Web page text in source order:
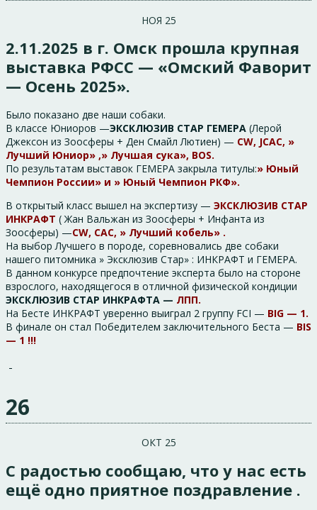
НОЯ 25
2.11.2025 в г. Омск прошла крупная
выставка РФСС — «Омский Фаворит
— Осень 2025».
Было показано две наши собаки.
В классе Юниоров —ЭКСКЛЮЗИВ СТАР ГЕМЕРА (Лерой
Джексон из Зоосферы + Ден Смайл Лютиен) — CW, JCAC, »
Лучший Юниор» ,» Лучшая сука», BOS.
По результатам выставок ГЕМЕРА закрыла титулы:» Юный
Чемпион России» и » Юный Чемпион РКФ».
В открытый класс вышел на экспертизу — ЭКСКЛЮЗИВ СТАР
ИНКРАФТ ( Жан Вальжан из Зоосферы + Инфанта из
Зоосферы) —CW, CAC, » Лучший кобель» .
На выбор Лучшего в породе, соревновались две собаки
нашего питомника » Эксклюзив Стар» : ИНКРАФТ и ГЕМЕРА.
В данном конкурсе предпочтение эксперта было на стороне
взрослого, находящегося в отличной физической кондиции
ЭКСКЛЮЗИВ СТАР ИНКРАФТА — ЛПП.
На Бесте ИНКРАФТ уверенно выиграл 2 группу FCI — BIG — 1.
В финале он стал Победителем заключительного Беста — BIS
— 1 !!!
26
ОКТ 25
С радостью сообщаю, что у нас есть
ещё одно приятное поздравление .